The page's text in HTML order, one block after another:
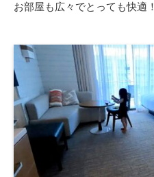
お部屋も広々でとっても快適！